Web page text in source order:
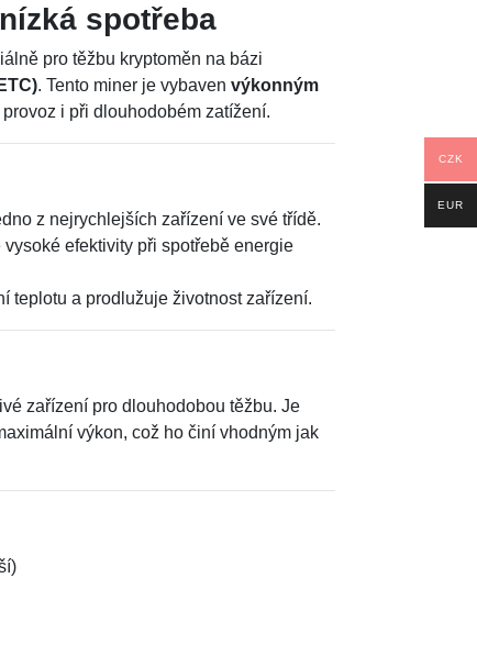
spotřeba
pro těžbu kryptoměn na bázi
. Tento miner je vybaven výkonným
i při dlouhodobém zatížení.
z nejrychlejších zařízení ve své třídě.
vysoké efektivity při spotřebě energie
teplotu a prodlužuje životnost zařízení.
zařízení pro dlouhodobou těžbu. Je
výkon, což ho činí vhodným jak
CZK
EUR